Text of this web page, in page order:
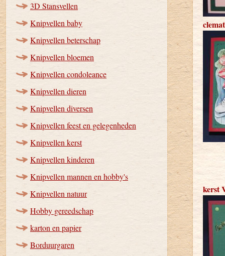
3D Stansvellen
Knipvellen baby
Knipvellen beterschap
Knipvellen bloemen
Knipvellen condoleance
Knipvellen dieren
Knipvellen diversen
Knipvellen feest en gelegenheden
Knipvellen kerst
Knipvellen kinderen
Knipvellen mannen en hobby's
Knipvellen natuur
Hobby gereedschap
karton en papier
Borduurgaren
kerst